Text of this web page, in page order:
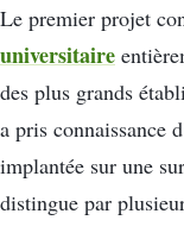
Le premier projet
universitaire
des plus grands
a pris connaissance
implantée sur une
distingue par